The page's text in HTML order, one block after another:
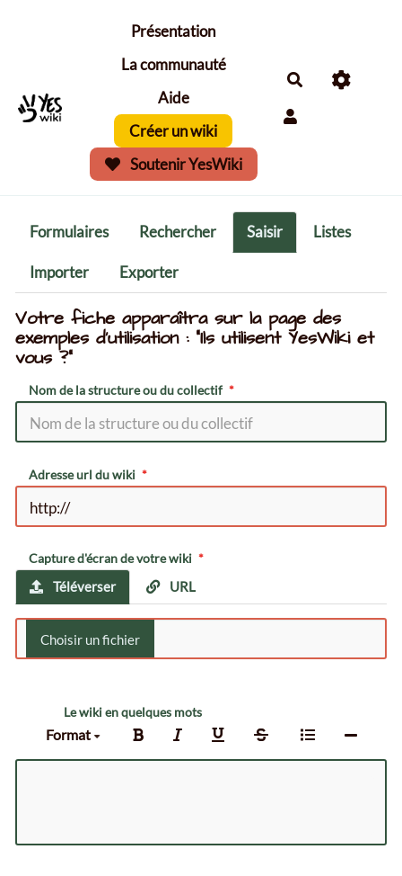
Aller au contenu principal
Présentation
La communauté
Aide
Créer un wiki
Soutenir YesWiki
Formulaires Rechercher Saisir Listes
Importer Exporter
Votre fiche apparaîtra sur la page des
exemples d'utilisation : "Ils utilisent YesWiki et
vous ?"
Nom de la structure ou du collectif
Adresse url du wiki
Capture d'écran de votre wiki
Téléverser URL
Le wiki en quelques mots
Format